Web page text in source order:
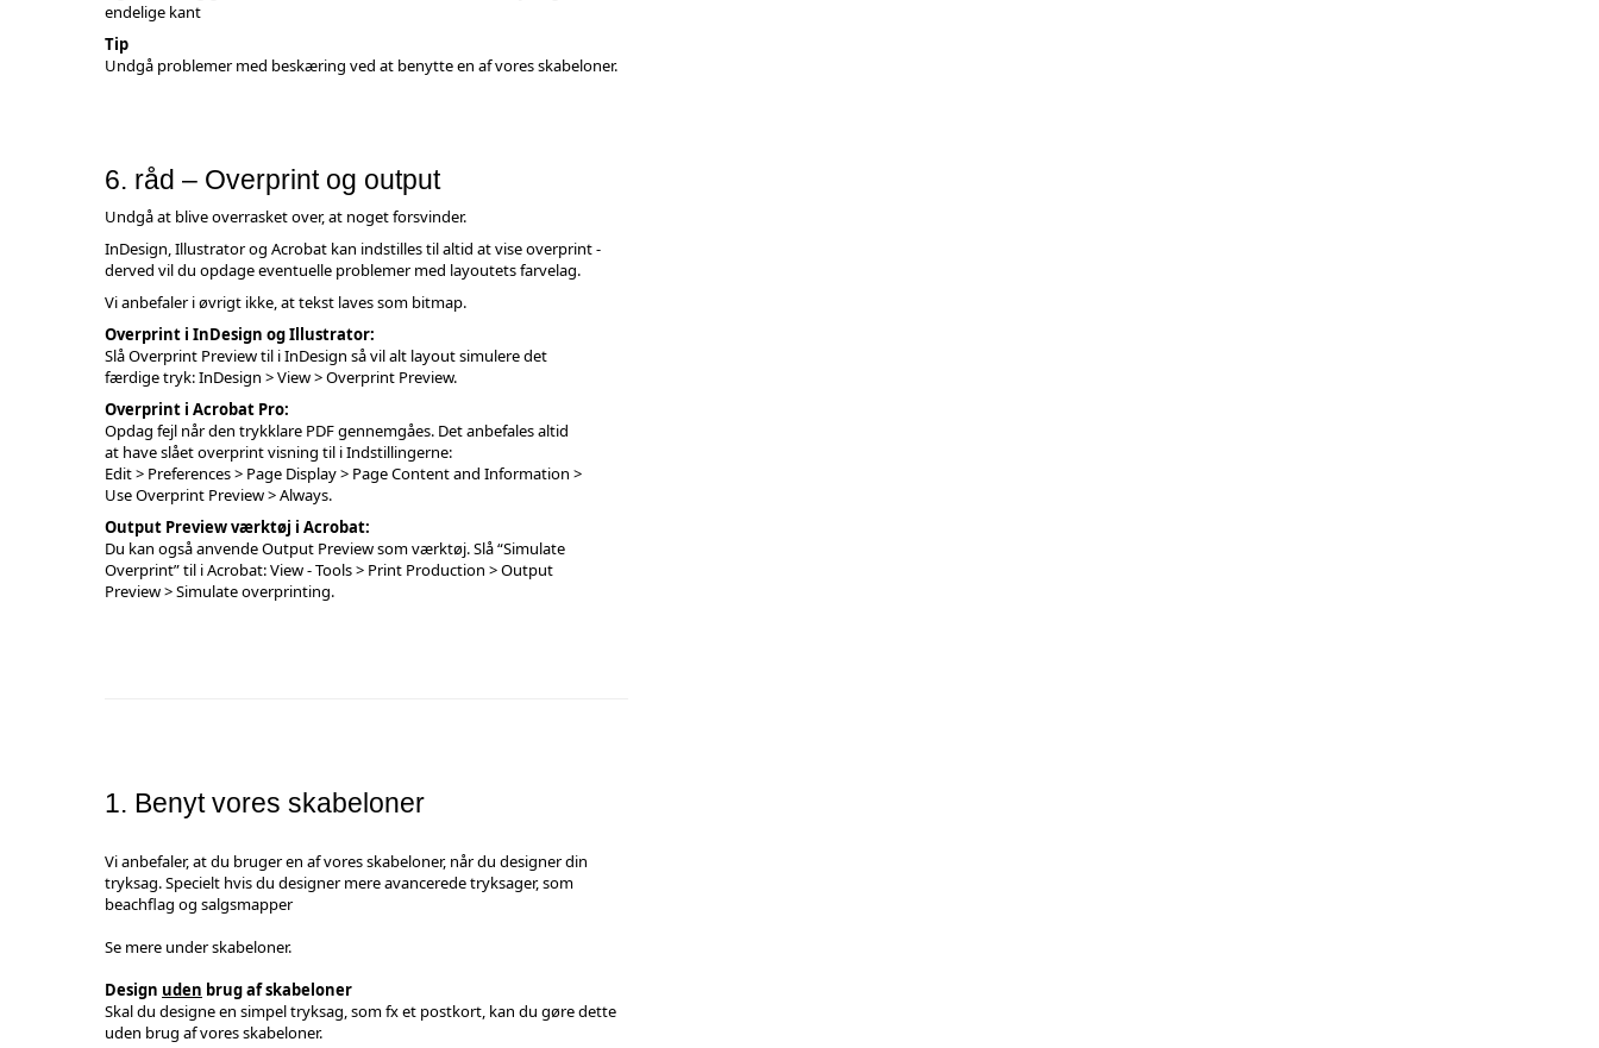
endelige kant
Tip
Undgå problemer med beskæring ved at benytte en af voresskabeloner.
6. råd – Overprint og output
Undgå at blive overrasket over, at noget forsvinder.
InDesign, Illustrator og Acrobat kan indstilles til altid at vise overprint -
derved vil du opdage eventuelle problemer med layoutets farvelag.
Vi anbefaler i øvrigt ikke, at tekst laves som bitmap.
Overprint i InDesign og Illustrator:
Slå Overprint Preview til i InDesign så vil alt layout simulere det
færdige tryk: InDesign > View > Overprint Preview.
Overprint i Acrobat Pro:
Opdag fejl når den trykklare PDF gennemgåes. Det anbefales altid
at have slået overprint visning til i Indstillingerne:
Edit > Preferences > Page Display > Page Content and Information >
Use Overprint Preview > Always.
Output Preview værktøj i Acrobat:
Du kan også anvende Output Preview som værktøj. Slå “Simulate
Overprint” til i Acrobat: View - Tools > Print Production > Output
Preview > Simulate overprinting.
1. Benyt vores skabeloner
Vi anbefaler, at du bruger en af vores skabeloner, når du designer din
tryksag. Specielt hvis du designer mere avancerede tryksager, som
beachflag og salgsmapper
Se mere underskabeloner.
Design uden brug af skabeloner
Skal du designe en simpel tryksag, som fx et postkort, kan du gøre dette
uden brug af vores skabeloner.